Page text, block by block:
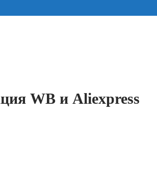
WB и Aliexpress